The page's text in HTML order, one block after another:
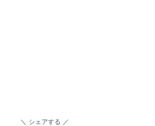
シェアする